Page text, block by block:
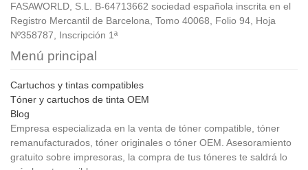
FASAWORLD, S.L. B-64713662 sociedad española inscrita en el
Registro Mercantil de Barcelona, Tomo 40068, Folio 94, Hoja
Nº358787, Inscripción 1ª
Menú principal
Cartuchos y tintas compatibles
Tóner y cartuchos de tinta OEM
Blog
Empresa especializada en la venta de tóner compatible, tóner
remanufacturados, tóner originales o tóner OEM. Asesoramiento
gratuito sobre impresoras, la compra de tus tóneres te saldrá lo